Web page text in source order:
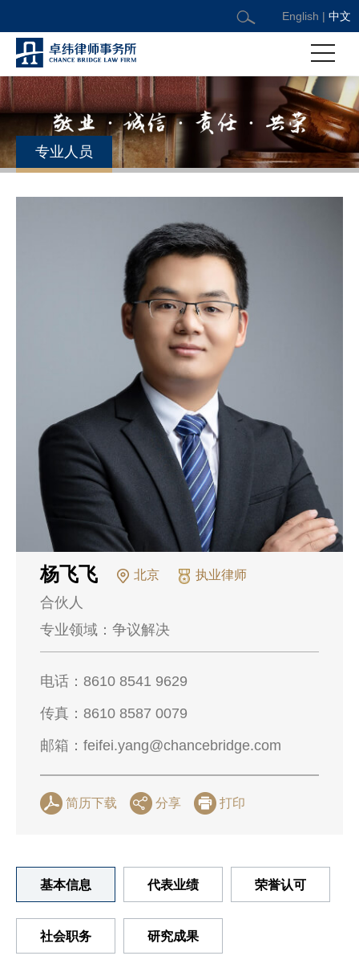
English | 中文
专业人员
杨飞飞 北京 执业律师
合伙人
专业领域： 争议解决
电话： 8610 8541 9629
传真： 8610 8587 0079
邮箱： feifei.yang@chancebridge.com
简历下载 分享 打印
基本信息 代表业绩 荣誉认可
社会职务 研究成果